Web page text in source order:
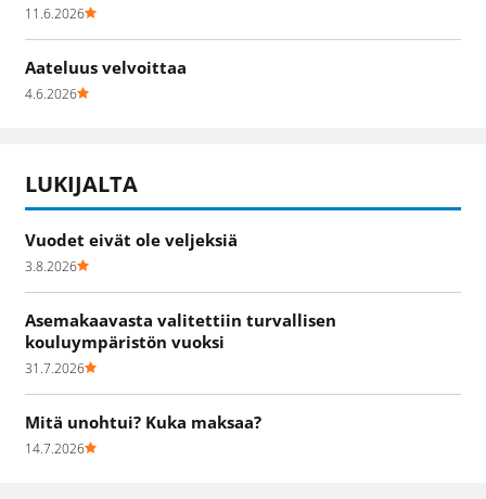
11.6.2026
Aateluus velvoittaa
4.6.2026
LUKIJALTA
Vuodet eivät ole veljeksiä
3.8.2026
Asemakaavasta valitettiin turvallisen
kouluympäristön vuoksi
31.7.2026
Mitä unohtui? Kuka maksaa?
14.7.2026